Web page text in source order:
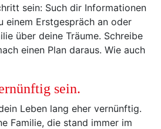
sein: Such dir Informationen
einem Erstgespräch an oder
über deine Träume. Schreibe
einen Plan daraus. Wie auch
sein.
Leben lang eher vernünftig.
Familie, die stand immer im